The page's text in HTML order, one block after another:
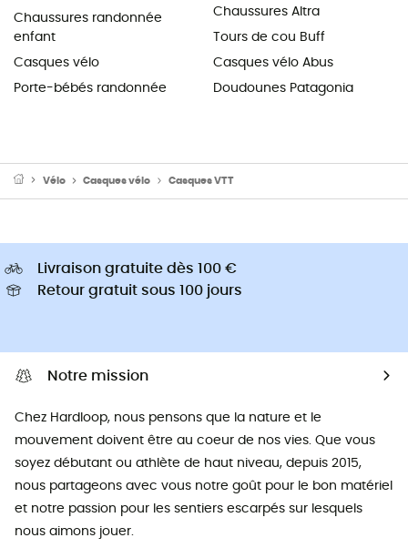
Chaussures randonnée
enfant
Casques vélo
Porte-bébés randonnée
Chaussures Altra
Tours de cou Buff
Casques vélo Abus
Doudounes Patagonia
Vélo Casques vélo Casques VTT
Livraison gratuite dès 100 €
Retour gratuit sous 100 jours
Notre mission
Chez Hardloop, nous pensons que la nature et le
mouvement doivent être au coeur de nos vies. Que vous
soyez débutant ou athlète de haut niveau, depuis 2015,
nous partageons avec vous notre goût pour le bon matériel
et notre passion pour les sentiers escarpés sur lesquels
nous aimons jouer.